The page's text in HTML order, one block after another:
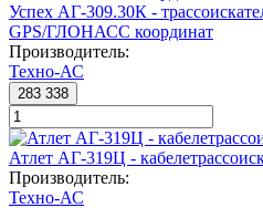
Успех АГ-309.30К -
GPS/ГЛОНАСС координат
Производитель:
Техно-АС
283 338
Атлет АГ-319Ц -
Производитель:
Техно-АС